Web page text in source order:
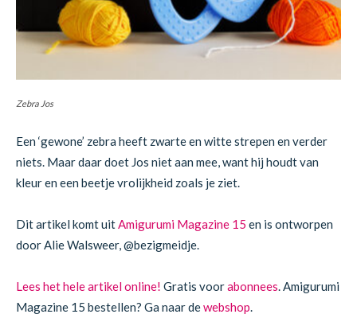
Zebra Jos
Een ‘gewone’ zebra heeft zwarte en witte strepen en verder
niets. Maar daar doet Jos niet aan mee, want hij houdt van
kleur en een beetje vrolijkheid zoals je ziet.
Dit artikel komt uit Amigurumi Magazine 15 en is ontworpen
door Alie Walsweer, @bezigmeidje
Lees het hele artikel online! Gratis voorabonnees . Amigurumi
Magazine 15 bestellen? Ga naar dewebshop